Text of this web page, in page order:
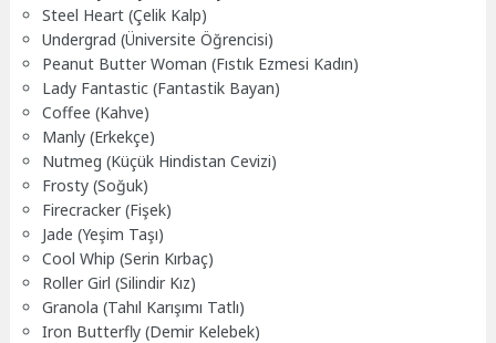
Steel Heart (Çelik Kalp)
Undergrad (Üniversite Öğrencisi)
Peanut Butter Woman (Fıstık Ezmesi Kadın)
Lady Fantastic (Fantastik Bayan)
Coffee (Kahve)
Manly (Erkekçe)
Nutmeg (Küçük Hindistan Cevizi)
Frosty (Soğuk)
Firecracker (Fişek)
Jade (Yeşim Taşı)
Cool Whip (Serin Kırbaç)
Roller Girl (Silindir Kız)
Granola (Tahıl Karışımı Tatlı)
Iron Butterfly (Demir Kelebek)